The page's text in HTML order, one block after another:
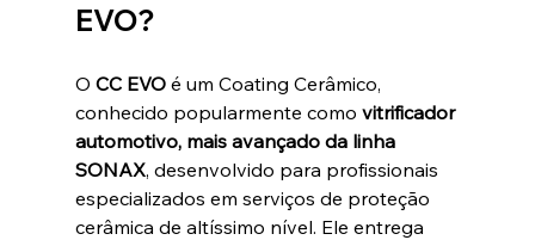
EVO?
O CC EVO é um Coating Cerâmico,
conhecido popularmente como vitrificador
automotivo, mais avançado da linha
SONAX, desenvolvido para profissionais
especializados em serviços de proteção
cerâmica de altíssimo nível. Ele entrega